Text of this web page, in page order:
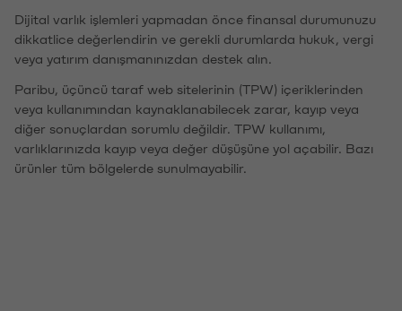
Dijital varlık işlemleri yapmadan önce finansal durumunuzu
dikkatlice değerlendirin ve gerekli durumlarda hukuk, vergi
veya yatırım danışmanınızdan destek alın.
Paribu, üçüncü taraf web sitelerinin (TPW) içeriklerinden
veya kullanımından kaynaklanabilecek zarar, kayıp veya
diğer sonuçlardan sorumlu değildir. TPW kullanımı,
varlıklarınızda kayıp veya değer düşüşüne yol açabilir. Bazı
ürünler tüm bölgelerde sunulmayabilir.